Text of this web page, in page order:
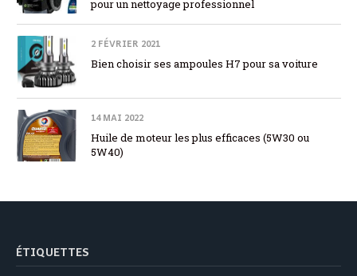
pour un nettoyage professionnel
2 FÉVRIER 2021
Bien choisir ses ampoules H7 pour sa voiture
14 MAI 2022
Huile de moteur les plus efficaces (5W30 ou
5W40)
ÉTIQUETTES